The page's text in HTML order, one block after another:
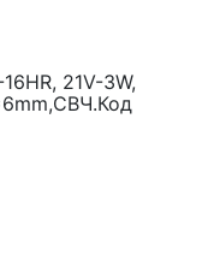
21V-3W,